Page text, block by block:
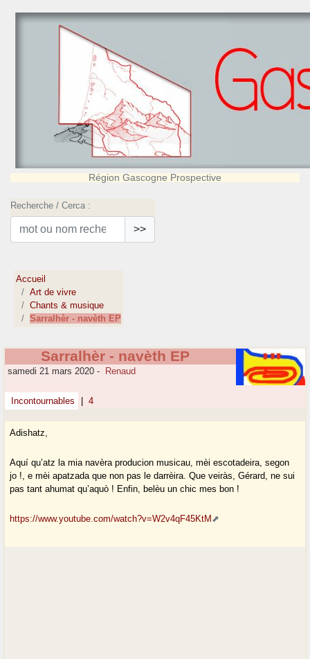
Région Gascogne Prospective
Recherche / Cerca :
>>
Accueil
Art de vivre
Chants & musique
Sarralhèr - navèth EP
Sarralhèr - navèth EP
samedi 21 mars 2020 - Renaud
Incontournables 4
Adishatz,
Aquí qu’atz la mia navèra producion musicau, mèi escotadeira, segon
jo !, e mèi apatzada que non pas le darrèira. Que veiràs, Gérard, ne sui
pas tant ahumat qu’aquò ! Enfin, belèu un chic mes bon !
https://www.youtube.com/watch?v=W2v4qF45KtM